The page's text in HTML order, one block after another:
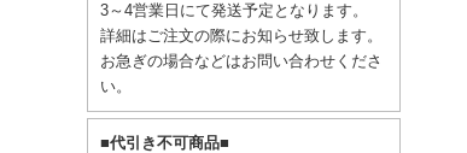
3～4営業日にて発送予定となります。
詳細はご注文の際にお知らせ致します。
お急ぎの場合などはお問い合わせくださ
い。
■代引き不可商品■